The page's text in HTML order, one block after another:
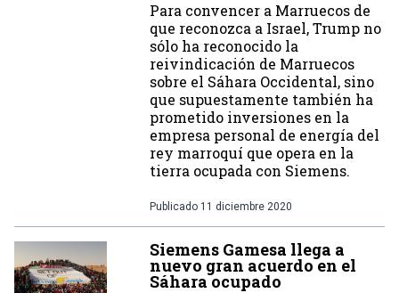
Para convencer a Marruecos de
que reconozca a Israel, Trump no
sólo ha reconocido la
reivindicación de Marruecos
sobre el Sáhara Occidental, sino
que supuestamente también ha
prometido inversiones en la
empresa personal de energía del
rey marroquí que opera en la
tierra ocupada con Siemens.
Publicado 11 diciembre 2020
Siemens Gamesa llega a
nuevo gran acuerdo en el
Sáhara ocupado